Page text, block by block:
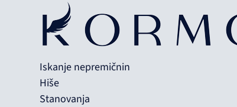
Iskanje nepremičnin
Hiše
Stanovanja